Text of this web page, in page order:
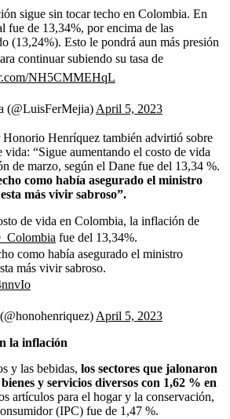
sigue sin tocar techo en Colombia. En
fue de 13,34%, por encima de las
(13,24%). Esto le pondrá aun más presión
continuar subiendo su tasa de
NH5CMMEHqL
(@LuisFerMejia) April 5, 2023
Honorio Henríquez también advirtió sobre
vida: “Sigue aumentando el costo de vida
de marzo, según el Dane fue del 13,34 %.
como había asegurado el ministro
más vivir sabroso”.
de vida en Colombia, la inflación de
fue del 13,34%.
como había asegurado el ministro
más vivir sabroso.
April 5, 2023
la inflación
y las bebidas, los sectores que jalonaron
y servicios diversos con 1,62 % en
artículos para el hogar y la conservación,
(IPC) fue de 1,47 %.